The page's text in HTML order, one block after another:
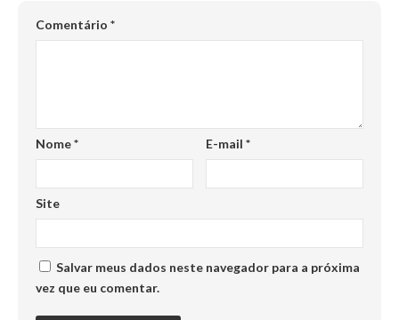
Comentário *
Nome* E-mail*
Site
Salvar meus dados neste navegador para a próxima
vez que eu comentar.